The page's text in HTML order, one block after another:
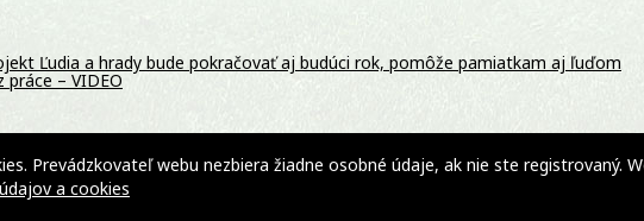
Ľudia a hrady bude pokračovať aj budúci rok, pomôže pamiatkam aj ľuďom
práce – VIDEO
Prevádzkovateľ webu nezbiera žiadne osobné údaje, ak nie ste registrovaný.
a cookies